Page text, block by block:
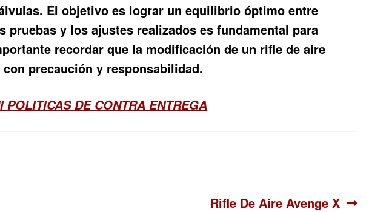
El objetivo es lograr un equilibrio óptimo entre
y los ajustes realizados es fundamental para
recordar que la modificación de un rifle de aire
precaución y responsabilidad.
POLITICAS DE CONTRA ENTREGA
Siguiente:
Rifle De Aire Avenge X